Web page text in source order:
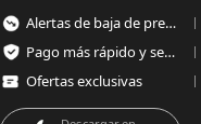
Alertas de baja de precios
Pago más rápido y seguro
Ofertas exclusivas